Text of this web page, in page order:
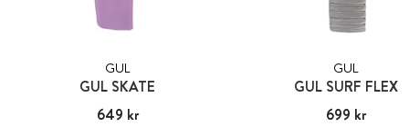
GUL
GUL SKATE
Pris:649 kr
649 kr
GUL
GUL SURF FLEX
Pris:699 kr
699 kr